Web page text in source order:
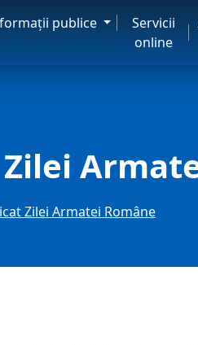
publice
Servicii
online
Zilei Armatei Române